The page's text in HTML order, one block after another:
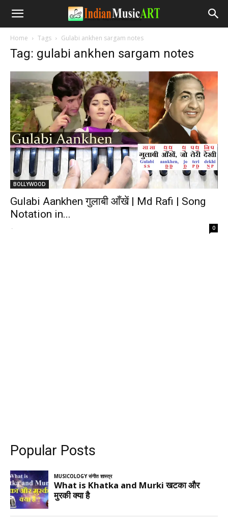
Home Tags Gulabi ankhen sargam notes
Tag: gulabi ankhen sargam notes
BOLLYWOOD
Gulabi Aankhen गुलाबी आँखें | Md Rafi | Song
Notation in...
- 0
Popular Posts